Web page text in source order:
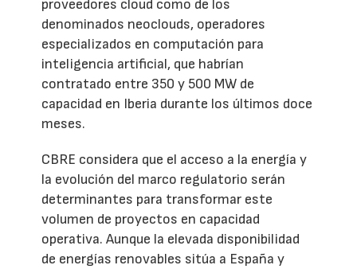
proveedores cloud como de los
denominados neoclouds, operadores
especializados en computación para
inteligencia artificial, que habrían
contratado entre 350 y 500 MW de
capacidad en Iberia durante los últimos doce
meses.
CBRE considera que el acceso a la energía y
la evolución del marco regulatorio serán
determinantes para transformar este
volumen de proyectos en capacidad
operativa. Aunque la elevada disponibilidad
de energías renovables sitúa a España y